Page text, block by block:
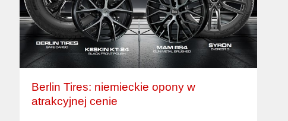
Berlin Tires: niemieckie opony w
atrakcyjnej cenie